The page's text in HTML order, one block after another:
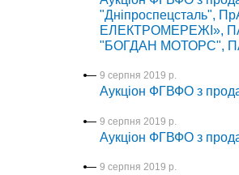
"Дніпроспецсталь",
ЕЛЕКТРОМЕРЕЖІ»,
"БОГДАН МОТОРС",
9 серпня 2019 р.
Аукціон ФГВФО з
9 серпня 2019 р.
Аукціон ФГВФО з
9 серпня 2019 р.